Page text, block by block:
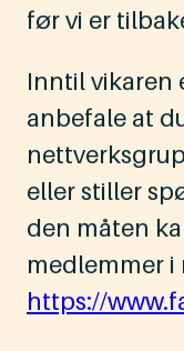
før vi er
Inntil vikaren
anbefale at
eller stiller
den måten
medlemmer
https://